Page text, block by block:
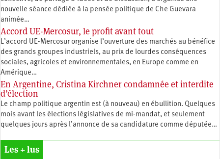
nouvelle séance dédiée à la pensée politique de Che Guevara
animée…
Accord UE-Mercosur, le profit avant tout
L’accord UE-Mercosur organise l’ouverture des marchés au bénéfice
des grands groupes industriels, au prix de lourdes conséquences
sociales, agricoles et environnementales, en Europe comme en
Amérique…
En Argentine, Cristina Kirchner condamnée et interdite
d’élection
Le champ politique argentin est (à nouveau) en ébullition. Quelques
mois avant les élections législatives de mi-mandat, et seulement
quelques jours après l’annonce de sa candidature comme députée…
Les + lus